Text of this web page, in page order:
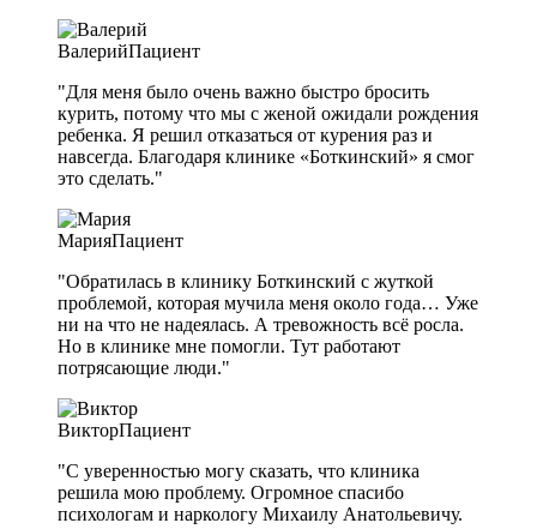
ВалерийПациент
"Для меня было очень важно быстро бросить
курить, потому что мы с женой ожидали рождения
ребенка. Я решил отказаться от курения раз и
навсегда. Благодаря клинике «Боткинский» я смог
это сделать."
МарияПациент
"Обратилась в клинику Боткинский с жуткой
проблемой, которая мучила меня около года… Уже
ни на что не надеялась. А тревожность всё росла.
Но в клинике мне помогли. Тут работают
потрясающие люди."
ВикторПациент
"С уверенностью могу сказать, что клиника
решила мою проблему. Огромное спасибо
психологам и наркологу Михаилу Анатольевичу.